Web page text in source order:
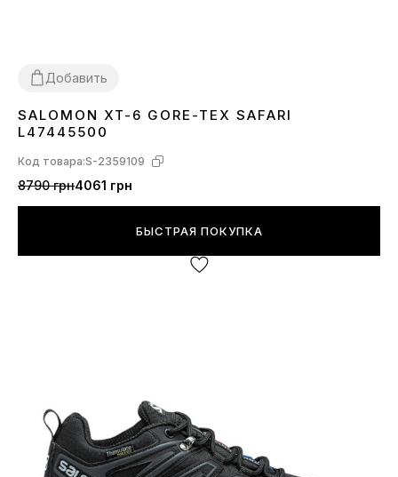
Добавить
4041 42 43 44 4546
SALOMON XT-6 GORE-TEX SAFARI
L47445500
Код товара:S-2359109
8790 грн4061 грн
БЫСТРАЯ ПОКУПКА